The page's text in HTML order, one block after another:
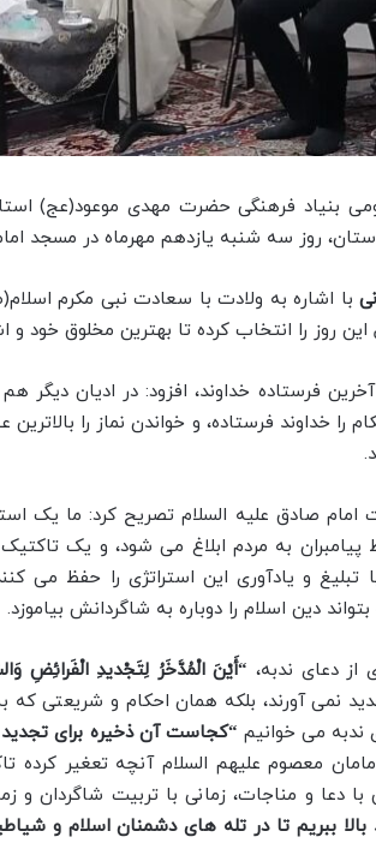
بنیاد فرهنگی حضرت مهدی موعود(عج)
روز سه شنبه یازدهم مهرماه در مسجد
با اشاره به ولادت با سعادت نبی مکرم
این روز را انتخاب کرده تا بهترین مخلوق خود و
فرستاده خداوند، افزود: در ادیان دیگر
را خداوند فرستاده، و خواندن نماز را بالاترین
امام صادق علیه السلام تصریح کرد: ما یک
به مردم ابلاغ می شود، و یک
تبلیغ و یادآوری این استراتژی را حفظ می
دین اسلام را دوباره به شاگردانش بیاموزد.
از دعای ندبه، “أَیْنَ الْمُدَّخَرُ لِتَجْدیدِ الْفَرائِضِ
نمی آورند، بلکه همان احکام و شریعتی
ندبه می خوانیم “کجاست آن ذخیره برای
معصوم علیهم السلام آنچه تعغیر کرده
با دعا و مناجات، زمانی با تربیت شاگردان و
ببریم تا در تله های دشمنان اسلام و